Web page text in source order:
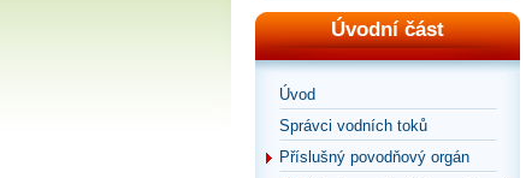
Úvodní část
Úvod
Správci vodních toků
Příslušný povodňový orgán